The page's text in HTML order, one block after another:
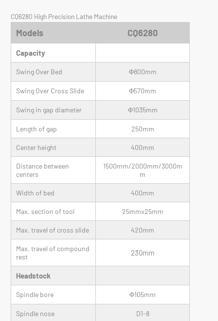
CQ6280 High Precision Lathe Machine
Models CQ6280
Capacity
Swing Over Bed Φ800mm
Swing Over Cross Slide Φ570mm
Swing in gap diameter Φ1035mm
Length of gap 250mm
Center height 400mm
Distance between
centers
1500mm/2000mm/3000m
m
Width of bed 400mm
Max. section of tool 25mmx25mm
Max. travel of cross slide 420mm
Max. travel of compound
rest
230mm
Headstock
Spindle bore Φ105mm
Spindle nose D1-8